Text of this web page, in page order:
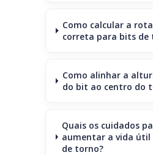
Como calcular a
correta para bits de
Como alinhar a
do bit ao centro do
Quais os cuidados
aumentar a vida útil
de torno?